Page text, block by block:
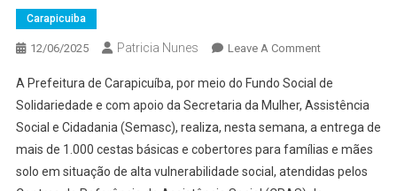
Carapicuiba
12/06/2025 Patricia Nunes Leave A CommentOn
De
Carapicuíba
Distribui
Mais
De
A Prefeitura de Carapicuíba, por meio do Fundo Social de
Solidariedade e com apoio da Secretaria da Mulher, Assistência
Social e Cidadania (Semasc), realiza, nesta semana, a entrega de
mais de 1.000 cestas básicas e cobertores para famílias e mães
solo em situação de alta vulnerabilidade social, atendidas pelos